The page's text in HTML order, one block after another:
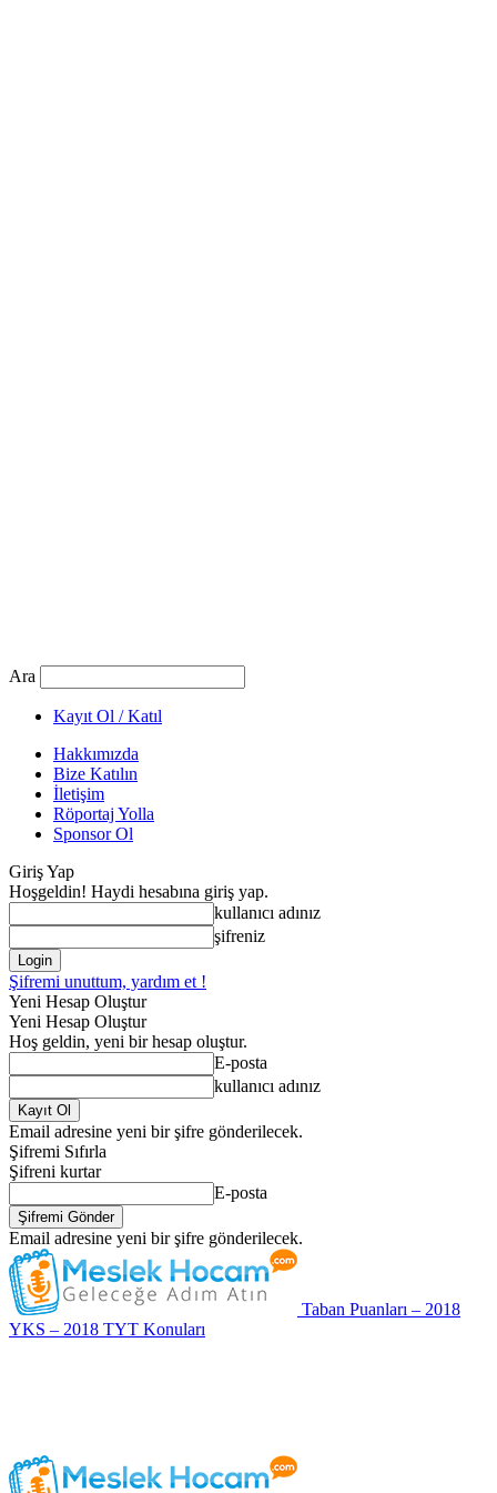
Ara
Kayıt Ol / Katıl
Hakkımızda
Bize Katılın
İletişim
Röportaj Yolla
Sponsor Ol
Giriş Yap
Hoşgeldin! Haydi hesabına giriş yap.
kullanıcı adınız
şifreniz
Şifremi unuttum, yardım et !
Yeni Hesap Oluştur
Yeni Hesap Oluştur
Hoş geldin, yeni bir hesap oluştur.
E-posta
kullanıcı adınız
Email adresine yeni bir şifre gönderilecek.
Şifremi Sıfırla
Şifreni kurtar
E-posta
Email adresine yeni bir şifre gönderilecek.
Taban Puanları – 2018
YKS – 2018 TYT Konuları